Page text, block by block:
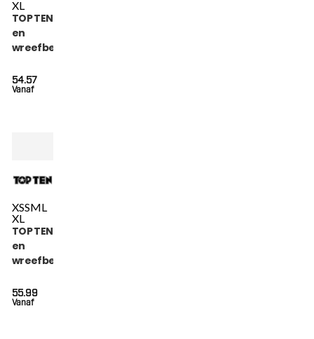
XL
TOP TEN Scheen-
en
wreefbeschermer
Vanaf
54.57
XSSML
XL
TOP TEN Scheen-
en
wreefbeschermer
Vanaf
55.99